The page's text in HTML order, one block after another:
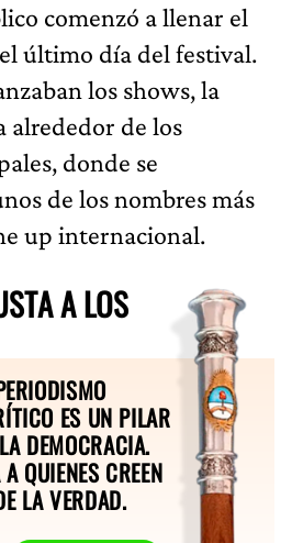
comenzó a llenar el
último día del festival.
los shows, la
alrededor de los
donde se
de los nombres más
up internacional.
A LOS
ES UN PILAR
DEMOCRACIA.
QUIENES CREEN
LA VERDAD.